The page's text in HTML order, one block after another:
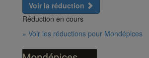
Voir la réduction
Réduction en cours
» Voir les réductions pour Mondépices